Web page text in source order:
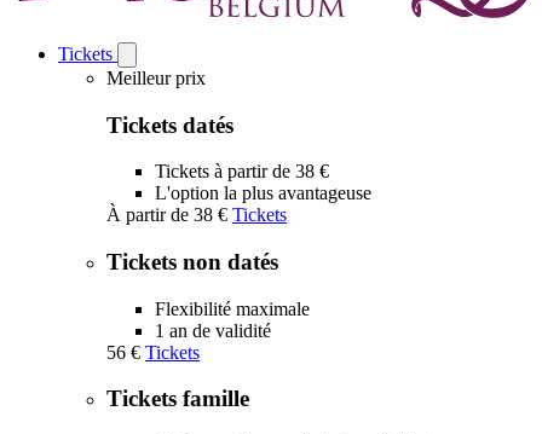
Tickets
Tickets
submenu
Meilleur prix
Tickets datés
Tickets à partir de 38 €
L'option la plus avantageuse
À partir de 38 € Tickets
Tickets non datés
Flexibilité maximale
1 an de validité
56 € Tickets
Tickets famille